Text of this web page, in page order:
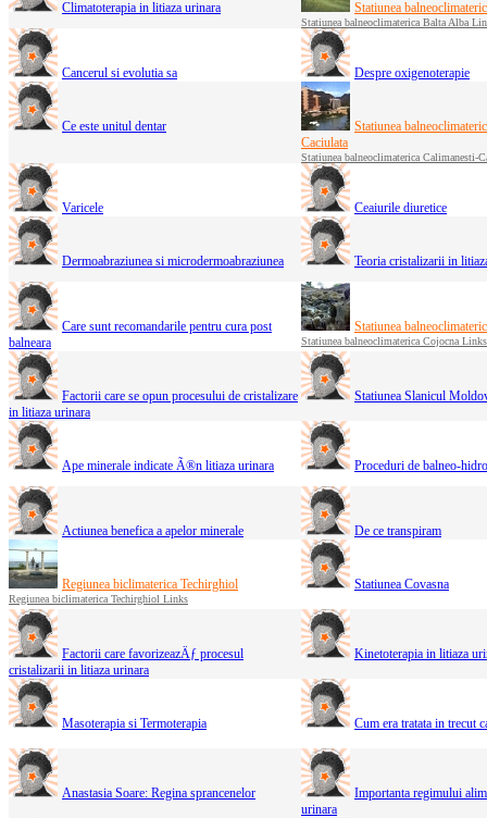
Climatoterapia in litiaza urinara Statiunea
Statiunea balneoclimaterica Balta Alba
Cancerul si evolutia sa Despre oxigenoterapie
Ce este unitul dentar
Statiunea
Caciulata
Statiunea balneoclimaterica Calimanesti-
Varicele Ceaiurile diuretice
Dermoabraziunea si microdermoabraziunea Teoria cristalizarii in
Care sunt recomandarile pentru cura post
balneara
Statiunea
Statiunea balneoclimaterica Cojocna Links
Factorii care se opun procesului de cristalizare
in litiaza urinara
Statiunea Slanicul
Ape minerale indicate Ã®n litiaza urinara Proceduri de balneo-
Actiunea benefica a apelor minerale De ce transpiram
Regiunea biclimaterica Techirghiol
Regiunea biclimaterica Techirghiol Links
Statiunea Covasna
Factorii care favorizeazÄƒ procesul
cristalizarii in litiaza urinara
Kinetoterapia in litiaza
Masoterapia si Termoterapia Cum era tratata in trecut
Anastasia Soare: Regina sprancenelor
Importanta regimului
urinara